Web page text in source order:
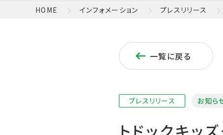
HOME インフォメーション プレスリリース
一覧に戻る
プレスリリース お知ら
トドックキッ